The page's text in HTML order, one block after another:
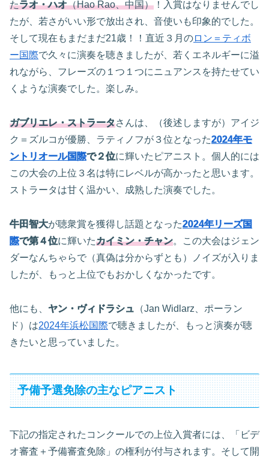
たラオ・ハオ（Hao Rao、中国） ！入賞はなりませんでし
たが、若さがいい形で放出され、音使いも印象的でした。
そして現在もまだまだ21歳！！直近３月のロン＝ティボ
ー国際で久々に演奏を聴きましたが、若くエネルギーに溢
れながら、フレーズの１つ１つにニュアンスを持たせてい
くような演奏でした。楽しみ。
ガブリエレ・ストラータさんは、（後述しますが）アイジ
ク＝ズルコが優勝、ラティノフが３位となった2024年モ
ントリオール国際で２位に輝いたピアニスト。個人的には
この大会の上位３名は特にレベルが高かったと思います。
ストラータは甘く温かい、成熟した演奏でした。
牛田智大が聴衆賞を獲得し話題となった2024年リーズ国
際で第４位に輝いたカイミン・チャン。この大会はジェン
ダーなんちゃらで（真偽は分からずとも）ノイズが入りま
したが、もっと上位でもおかしくなかったです。
他にも、 ヤン・ヴィドラシュ （Jan Widlarz、ポーラン
ド）は2024年浜松国際で聴きましたが、もっと演奏が聴
きたいと思っていました。
予備予選免除の主なピアニスト
下記の指定されたコンクールでの上位入賞者には、「ビデ
オ審査＋予備審査免除」の権利が付与されます。そして開